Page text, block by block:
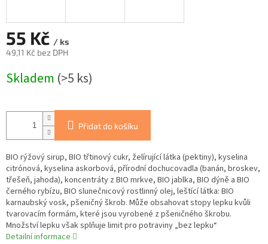
55 Kč / ks
49,11 Kč bez DPH
cena:
Skladem (>5 ks)
Přidat do košíku
BIO rýžový sirup, BIO třtinový cukr, želírující látka (pektiny), kyselina
citrónová, kyselina askorbová, přírodní dochucovadla (banán, broskev,
třešeň, jahoda), koncentráty z BIO mrkve, BIO jablka, BIO dýně a BIO
černého rybízu, BIO slunečnicový rostlinný olej, leštící látka: BIO
karnaubský vosk, pšeničný škrob. Může obsahovat stopy lepku kvůli
tvarovacím formám, které jsou vyrobené z pšeničného škrobu.
Množství lepku však splňuje limit pro potraviny „bez lepku“
Detailní informace